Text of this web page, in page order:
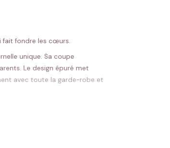
fait fondre les cœurs.
unique. Sa coupe
Le design épuré met
avec toute la garde-robe et